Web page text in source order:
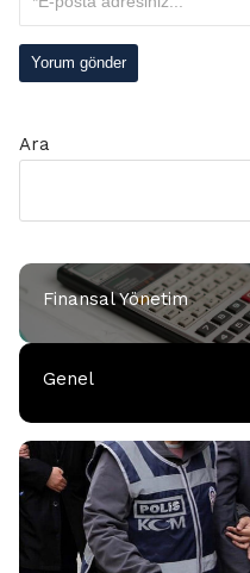
Ara
Finansal Yönetim
Genel